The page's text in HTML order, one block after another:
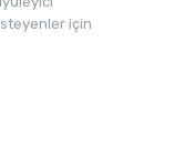
için